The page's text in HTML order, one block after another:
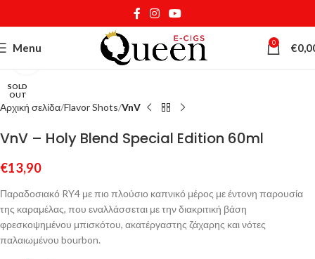
Menu 0 €
SOLD
OUT
Κάντε κλικ για μεγέθυνση
Αρχική σελίδα Flavor Shots VnV
VnV – Holy Blend Special Edition 60ml
€13,90
Παραδοσιακό RY4 με πιο πλούσιο καπνικό μέρος με έντονη παρουσία
της καραμέλας, που εναλλάσσεται με την διακριτική βάση
φρεσκοψημένου μπισκότου, ακατέργαστης ζάχαρης και νότες
παλαιωμένου bourbon.